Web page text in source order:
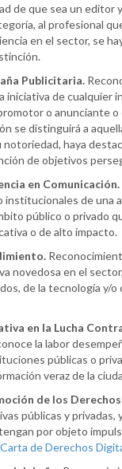
de que sea un editor
al profesional
en el sector, se
Publicitaria.
iniciativa de cualquier
o anunciante
se distinguirá a
notoriedad, haya
de objetivos
en Comunicación.
institucionales de una
público o privado
o de alto impacto.
novedosa en el
de la tecnología y/o
en la Lucha
la labor
públicas o
veraz de la
de los
públicas y privadas,
por objeto
Carta de Derechos